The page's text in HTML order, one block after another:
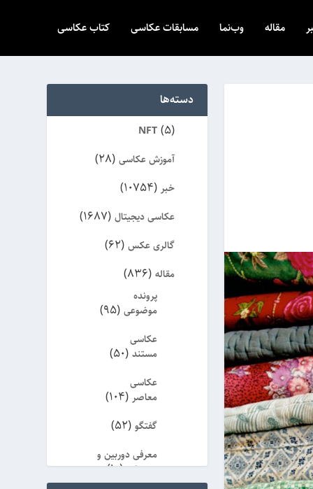
مقاله وب‌نما مسابقات عکاسی کتاب عکاسی
دسته‌ها
NFT (5)
آموزش عکاسی(28)
خبر (10754)
عکاسی دیجیتال(1687)
گالری عکس(62)
مقاله(836)
پرونده
موضوعی(95)
عکاسی
مستند(50)
عکاسی
معاصر (104)
گفتگو(52)
معرفی دوربین و
تجهیزات(10)